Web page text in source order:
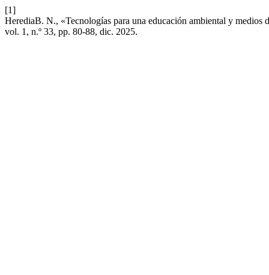
[1]
HerediaB. N., «Tecnologías para una educación ambiental y
vol. 1, n.º 33, pp. 80-88, dic. 2025.